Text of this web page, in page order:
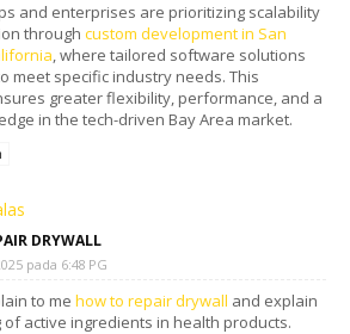
and enterprises are prioritizing scalability
through custom development in San
, where tailored software solutions
meet specific industry needs. This
greater flexibility, performance, and a
in the tech-driven Bay Area market.
DRYWALL
pada 6:48 PG
to me how to repair drywall and explain
active ingredients in health products.